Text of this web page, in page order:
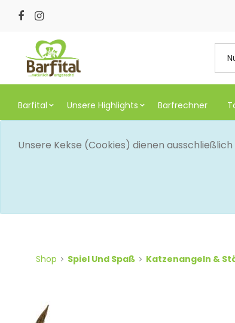
Barfital Unsere Highlights Barfrechner
Unsere Kekse (Cookies) dienen
Shop Spiel Und Spaß Katzenangeln &